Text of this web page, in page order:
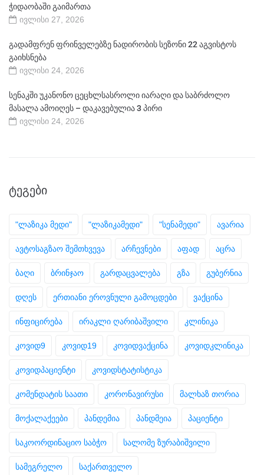
ჭიდაობაში გაიმართა
ივლისი 27, 2026
გადამფრენ ფრინველებზე ნადირობის სეზონი 22 აგვისტოს
გაიხსნება
ივლისი 24, 2026
სენაკში უკანონო ცეცხლსასროლი იარაღი და საბრძოლო
მასალა ამოიღეს – დაკავებულია 3 პირი
ივლისი 24, 2026
ᲢᲔᲒᲔᲑᲘ
"ლაზიკა მედი" "ლაზიკამედი" "სენამედი" ავარია
ავტოსაგზაო შემთხვევა არჩევნები აფად აცრა
ბაღი ბრინჯაო გარდაცვალება გზა გუბერნია
დღეს ერთიანი ეროვნული გამოცდები ვაქცინა
ინფიცირება ირაკლი ღარიბაშვილი კლინიკა
კოვიდ9 კოვიდ19 კოვიდვაქცინა კოვიდკლინიკა
კოვიდპაციენტი კოვიდსტატისტიკა
კომენდატის საათი კორონავირუსი მალხაზ თორია
მოქალაქეები პანდემია პანდმეია პაციენტი
საკოორდინაციო საბჭო სალომე ზურაბიშვილი
სამეგრელო საქართველო